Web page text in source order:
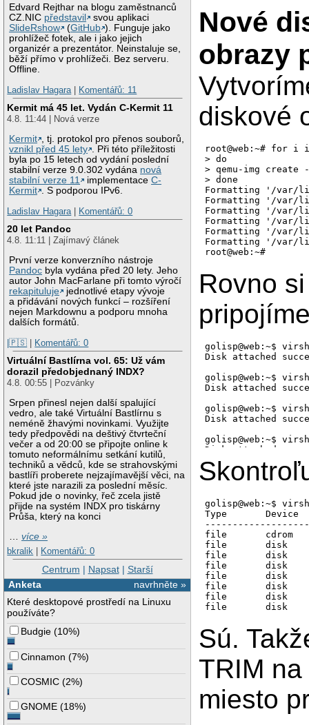
Edvard Rejthar na blogu zaměstnanců
CZ.NIC představil
svou aplikaci
SlideRshow
(GitHub ). Funguje jako
prohlížeč fotek, ale i jako jejich
organizér a prezentátor. Neinstaluje se,
běží přímo v prohlížeči. Bez serveru.
Offline.
Ladislav Hagara | Komentářů: 11
Kermit má 45 let. Vydán C-Kermit 11
4.8. 11:44 | Nová verze
Kermit
, tj. protokol pro přenos souborů,
vznikl před 45 lety
. Při této příležitosti
byla po 15 letech od vydání poslední
stabilní verze 9.0.302 vydána nová
stabilní verze 11
implementaceC-
Kermit
. S podporou IPv6.
Ladislav Hagara | Komentářů: 0
20 let Pandoc
4.8. 11:11 | Zajímavý článek
První verze konverzního nástroje
Pandoc byla vydána před 20 lety. Jeho
autor John MacFarlane při tomto výročí
rekapituluje
jednotlivé etapy vývoje
a přidávání nových funkcí – rozšíření
nejen Markdownu a podporu mnoha
dalších formátů.
|🇵🇸 | Komentářů: 0
Virtuální Bastlírna vol. 65: Už vám
dorazil předobjednaný INDX?
4.8. 00:55 | Pozvánky
Srpen přinesl nejen další spalující
vedro, ale také Virtuální Bastlírnu s
neméně žhavými novinkami. Využijte
tedy předpovědi na deštivý čtvrteční
večer a od 20:00 se připojte online k
tomuto neformálnímu setkání kutilů,
techniků a vědců, kde se strahovskými
bastlíři proberete nejzajímavější věci, na
které jste narazili za poslední měsíc.
Pokud jde o novinky, řeč zcela jistě
přijde na systém INDX pro tiskárny
Průša, který na konci
…více »
bkralik
Komentářů: 0
Centrum | Napsat| Starší
navrhněte »
Anketa
Které desktopové prostředí na Linuxu
používáte?
Budgie (10%)
Cinnamon (7%)
COSMIC (2%)
GNOME (18%)
Nové
obrazy
diskové
root@web:~# for i
> do
> qemu-img create
> done
Formatting '/var/
Formatting '/var/
Formatting '/var/
Formatting '/var/
Formatting '/var/
Formatting '/var/
Rovno
golisp@web:~$
Disk attached
golisp@web:~$
Disk attached
golisp@web:~$
Disk attached
golisp@web:~$
Disk attached
golisp@web:~$
Disk attached
golisp@web:~$
golisp@web:~$
Type       Device
file       cdrom
file       disk
file       disk
file       disk
file       disk
file       disk
file       disk
Sú.
TRIM
miesto